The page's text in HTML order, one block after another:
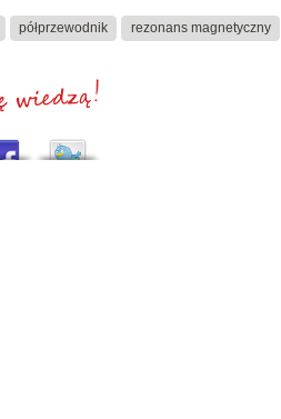
półprzewodnik rezonans magnetyczny